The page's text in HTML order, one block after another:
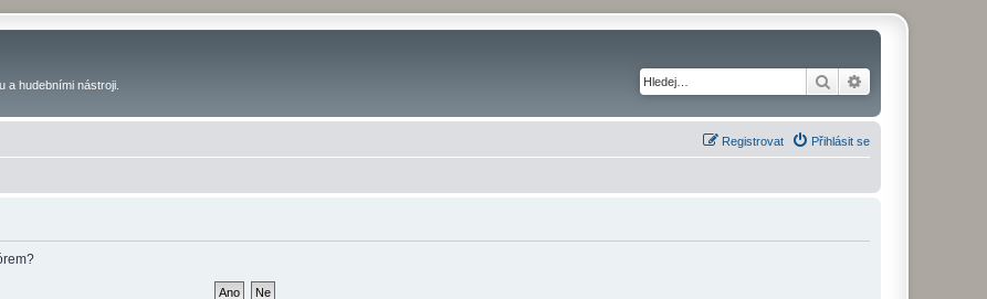
a hudebními nástroji. Hledat
Přihlásit se
Registrovat